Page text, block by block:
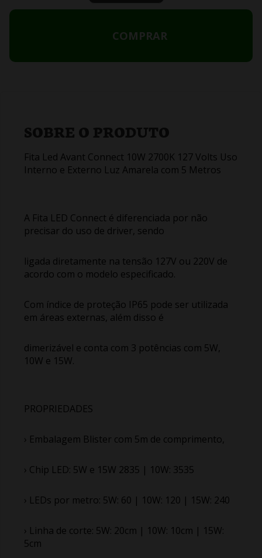
COMPRAR
SOBRE O PRODUTO
Fita Led Avant Connect 10W 2700K 127 Volts Uso
Interno e Externo Luz Amarela com 5 Metros
A Fita LED Connect é diferenciada por não
precisar do uso de driver, sendo
ligada diretamente na tensão 127V ou 220V de
acordo com o modelo especificado.
Com índice de proteção IP65 pode ser utilizada
em áreas externas, além disso é
dimerizável e conta com 3 potências com 5W,
10W e 15W.
PROPRIEDADES
› Embalagem Blister com 5m de comprimento,
› Chip LED: 5W e 15W 2835 | 10W: 3535
› LEDs por metro: 5W: 60 | 10W: 120 | 15W: 240
› Linha de corte: 5W: 20cm | 10W: 10cm | 15W:
5cm